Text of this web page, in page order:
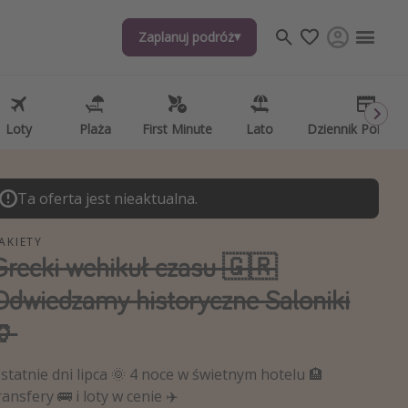
Zaplanuj podróż
Loty Plaża First Minute Lato Dziennik
Zaplanuj podróż
Loty Plaża First Minute Lato Dziennik
ciekawostki, porady podróżnicze
aplikacje podróżnicze
Ta oferta jest nieaktualna.
wehikuł czasu 🇬🇷
historyczne Saloniki
dni lipca 🌞 4 noce w świetnym hotelu 🏨
🚌 i loty w cenie ✈️